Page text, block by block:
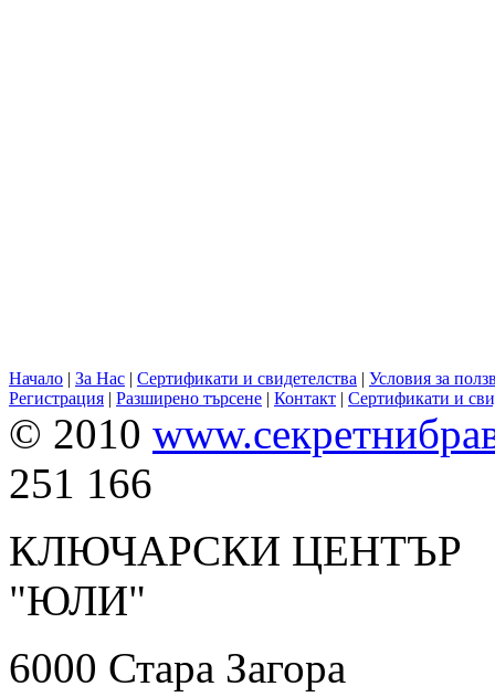
Начало | За Нас | Сертификати и свидетелства | Условия за
Регистрация | Разширено търсене | Контакт | Сертификати и
© 2010
251 166
КЛЮЧАРСКИ ЦЕНТЪР
"ЮЛИ" 0899
6000